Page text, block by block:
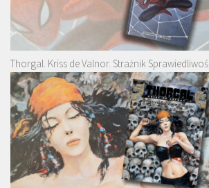
Thorgal. Kriss de Valnor. Strażnik